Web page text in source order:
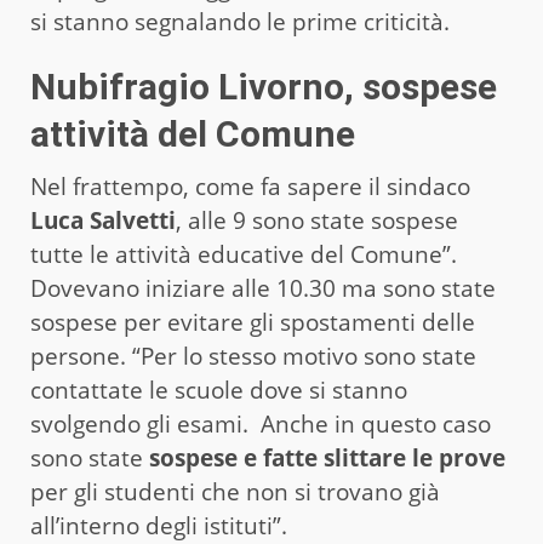
si stanno segnalando le prime criticità.
Nubifragio Livorno, sospese
attività del Comune
Nel frattempo, come fa sapere il sindaco
Luca Salvetti, alle 9 sono state sospese
tutte le attività educative del Comune”.
Dovevano iniziare alle 10.30 ma sono state
sospese per evitare gli spostamenti delle
persone. “Per lo stesso motivo sono state
contattate le scuole dove si stanno
svolgendo gli esami. Anche in questo caso
sono state sospese e fatte slittare le prove
per gli studenti che non si trovano già
all’interno degli istituti”.